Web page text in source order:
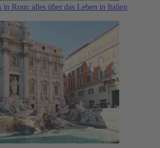
in Rom: alles über das Leben in Italien